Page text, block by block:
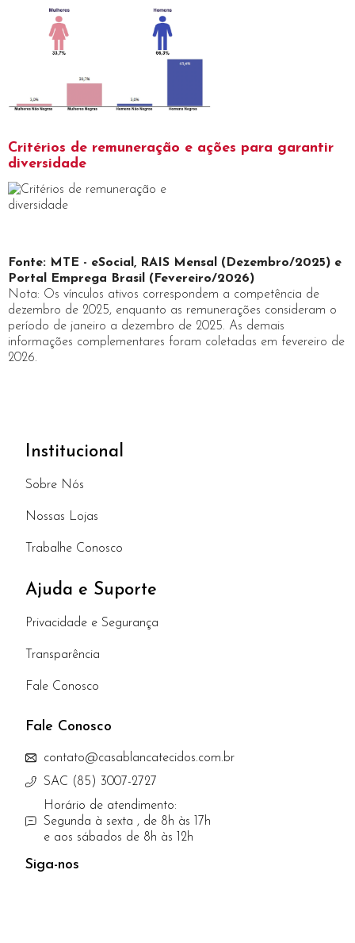
Critérios de remuneração e ações para garantir
diversidade
Fonte: MTE - eSocial, RAIS Mensal (Dezembro/2025) e
Portal Emprega Brasil (Fevereiro/2026)
Nota: Os vínculos ativos correspondem a competência de
dezembro de 2025, enquanto as remunerações consideram o
período de janeiro a dezembro de 2025. As demais
informações complementares foram coletadas em fevereiro de
2026.
Institucional
Sobre Nós
Nossas Lojas
Trabalhe Conosco
Ajuda e Suporte
Privacidade e Segurança
Transparência
Fale Conosco
Fale Conosco
contato@casablancatecidos.com.br
SAC (85) 3007-2727
Horário de atendimento:
Segunda à sexta , de 8h às 17h
e aos sábados de 8h às 12h
Siga-nos